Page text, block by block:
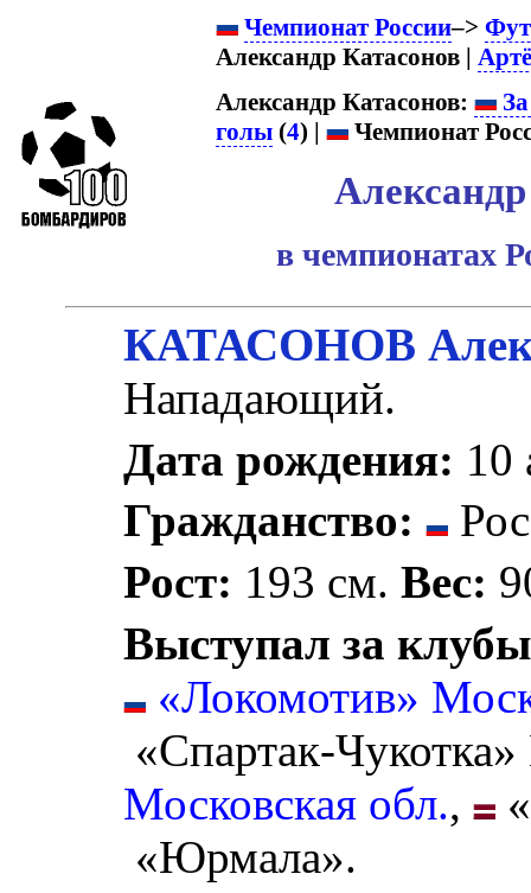
Чемпионат России–>
Александр Катасонов |
Александр Катасонов:
голы (4) | Чемпионат
в чемпионатах
КАТАСОНОВ
Нападающий.
Дата рождения: 10
Гражданство:
Рост: 193 см.Вес:
Выступал за
«Локомотив»
«Спартак-
Московская обл.,
«Юрмала».